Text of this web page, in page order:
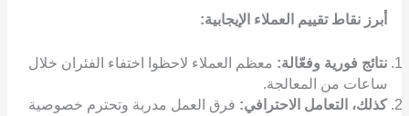
أبرز نقاط تقييم العملاء الإيجابية:
نتائج فورية وفعّالة: معظم العملاء لاحظوا اختفاء الفئران خلال
ساعات من المعالجة.
كذلك، التعامل الاحترافي: فرق العمل مدربة وتحترم خصوصية